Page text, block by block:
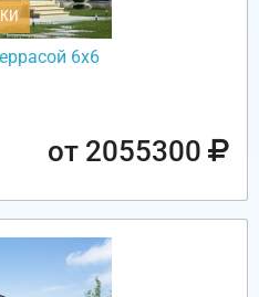
6х6
от 2055300